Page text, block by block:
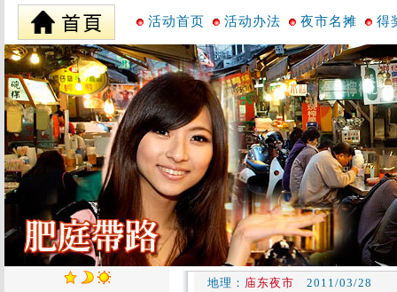
活动首页 活动办法 夜市名摊 得
地理： 庙东夜市 2011/03/28